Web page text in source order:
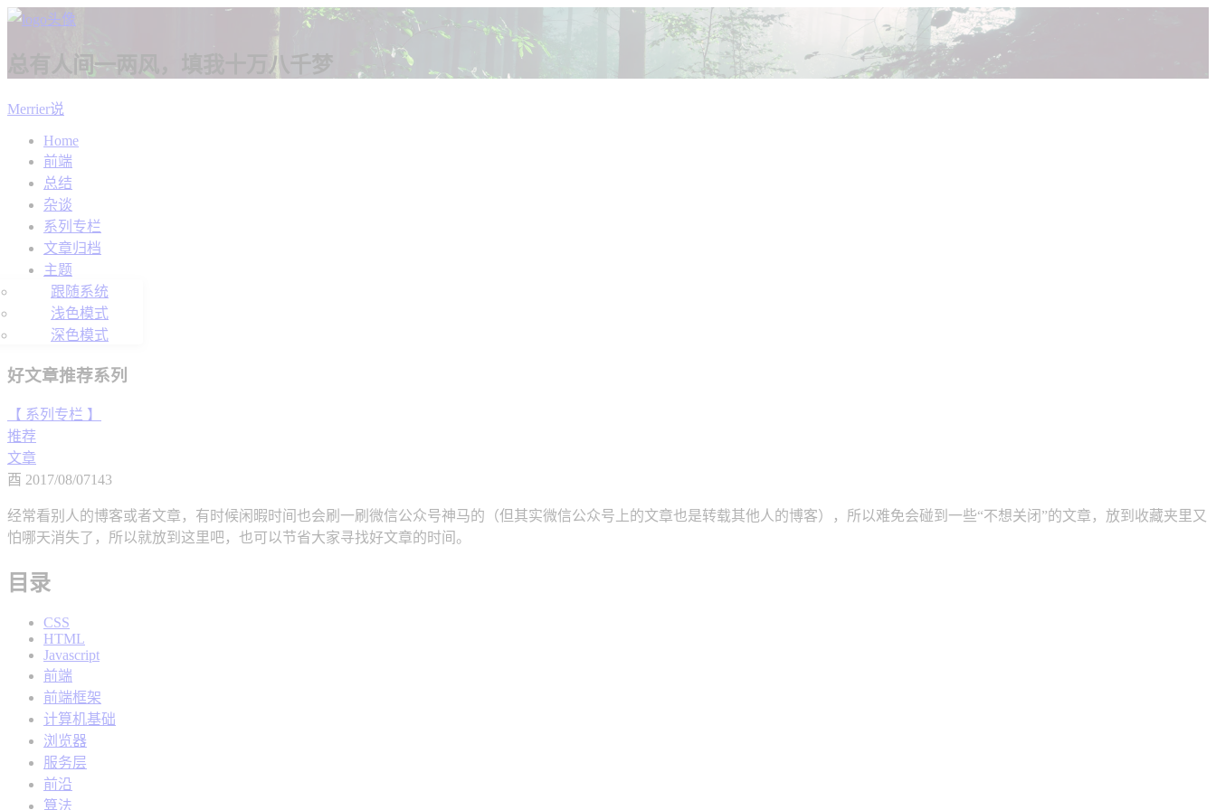
总有人间一两风，填我十万八千梦
Merrier说
Home
前端
总结
杂谈
系列专栏
文章归档
主题
跟随系统
浅色模式
深色模式
好文章推荐系列
【 系列专栏 】
推荐
文章
酉 2017/08/07143
经常看别人的博客或者文章，有时候闲暇时间也会刷一刷微信公众号神马的（但其实微信公众号上的文章也是转载其他人的博客），所以难免会碰到一些“不想关闭”的文章，放到收藏夹里又
怕哪天消失了，所以就放到这里吧，也可以节省大家寻找好文章的时间。
目录
CSS
HTML
Javascript
前端
前端框架
计算机基础
浏览器
服务层
前沿
算法